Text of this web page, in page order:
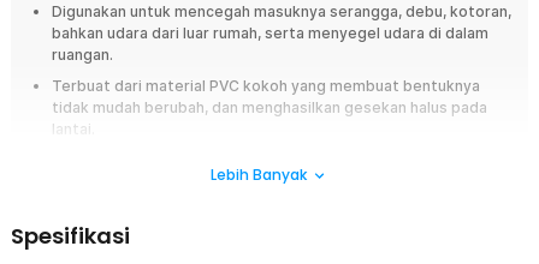
Digunakan untuk mencegah masuknya serangga, debu, kotoran,
bahkan udara dari luar rumah, serta menyegel udara di dalam
ruangan.
Terbuat dari material PVC kokoh yang membuat bentuknya
tidak mudah berubah, dan menghasilkan gesekan halus pada
lantai.
dan menempelkan pada perekat.
Lebih Banyak
Spesifikasi